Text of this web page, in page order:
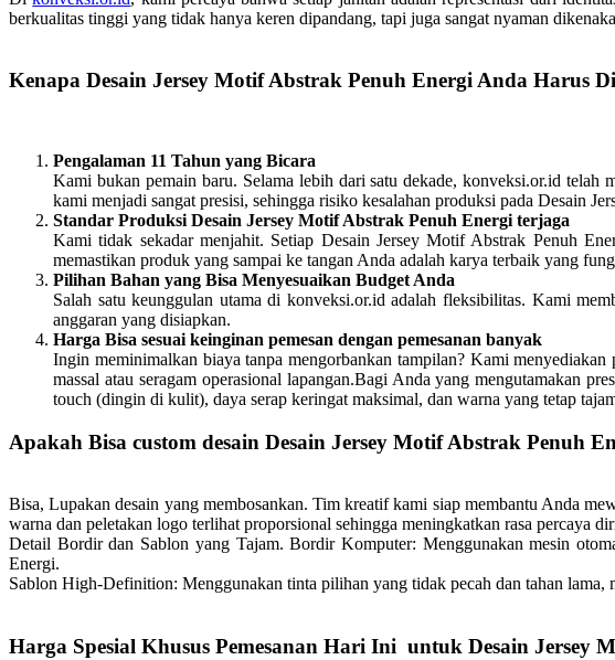
berkualitas tinggi yang tidak hanya keren dipandang, tapi juga sangat nyaman
Kenapa Desain Jersey Motif Abstrak Penuh Energi Anda Harus
Pengalaman 11 Tahun yang Bicara
Kami bukan pemain baru. Selama lebih dari satu dekade, konveksi.or.id telah
kami menjadi sangat presisi, sehingga risiko kesalahan produksi pada Desain
Standar Produksi Desain Jersey Motif Abstrak Penuh Energi terjaga
Kami tidak sekadar menjahit. Setiap Desain Jersey Motif Abstrak Penuh
memastikan produk yang sampai ke tangan Anda adalah karya terbaik yang
Pilihan Bahan yang Bisa Menyesuaikan Budget Anda
Salah satu keunggulan utama di konveksi.or.id adalah fleksibilitas. Kami
anggaran yang disiapkan.
Harga Bisa sesuai keinginan pemesan dengan pemesanan banyak
Ingin meminimalkan biaya tanpa mengorbankan tampilan? Kami
massal atau seragam operasional lapangan.Bagi Anda yang mengutamakan
touch (dingin di kulit), daya serap keringat maksimal, dan warna yang tetap
Apakah Bisa custom desain Desain Jersey Motif Abstrak Penuh
Bisa, Lupakan desain yang membosankan. Tim kreatif kami siap membantu Anda
warna dan peletakan logo terlihat proporsional sehingga meningkatkan rasa percaya
Detail Bordir dan Sablon yang Tajam.Bordir Komputer: Menggunakan mesin
Energi.
Sablon High-Definition: Menggunakan tinta pilihan yang tidak pecah dan tahan lama,
Harga Spesial Khusus Pemesanan Hari Ini untuk Desain Jersey